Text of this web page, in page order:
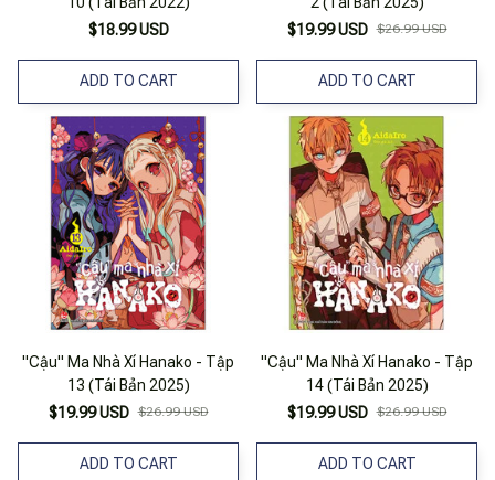
$18.99 USD
ADD TO CART
$19.99 USD $26.99 USD
ADD TO CART
"Cậu" Ma Nhà Xí Hanako - Tập
13 (Tái Bản 2025)
$19.99 USD $26.99 USD
ADD TO CART
"Cậu" Ma Nhà Xí Hanako - Tập
14 (Tái Bản 2025)
$19.99 USD $26.99 USD
ADD TO CART